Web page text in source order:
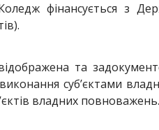
фінансується з
та
суб’єктами
владних повноважень.